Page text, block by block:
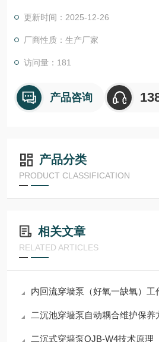
更新时间：2025-12-26
厂商性质：生产厂家
访问量：181
产品咨询
产品分类
PRODUCT CLASSIFICATION
相关文章
RELATED ARTICLES
内回流穿墙泵（好氧一缺氧）工
二沉池穿墙泵自动耦合维护保养
二沉式穿墙泵QJB-W4技术原理